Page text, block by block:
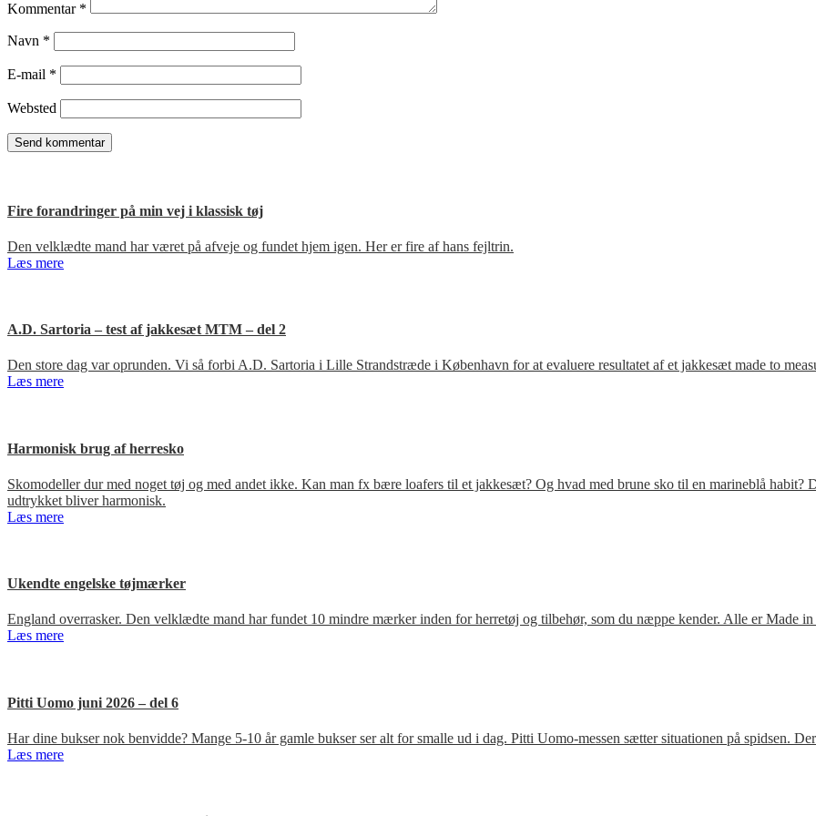
Kommentar *
Navn *
E-mail *
Websted
Fire forandringer på min vej i klassisk tøj
Den velklædte mand har været på afveje og fundet hjem igen. Her er fire af hans fejltrin.
Læs mere
A.D. Sartoria – test af jakkesæt MTM – del 2
Den store dag var oprunden. Vi så forbi A.D. Sartoria i Lille Strandstræde i København for at evaluere resultatet af et jakkesæt made to
Læs mere
Harmonisk brug af herresko
Skomodeller dur med noget tøj og med andet ikke. Kan man fx bære loafers til et jakkesæt? Og hvad med brune sko til en marineblå
udtrykket bliver harmonisk.
Læs mere
Ukendte engelske tøjmærker
England overrasker. Den velklædte mand har fundet 10 mindre mærker inden for herretøj og tilbehør, som du næppe kender. Alle er Made
Læs mere
Pitti Uomo juni 2026 – del 6
Har dine bukser nok benvidde? Mange 5-10 år gamle bukser ser alt for smalle ud i dag. Pitti Uomo-messen sætter situationen på spidsen.
Læs mere